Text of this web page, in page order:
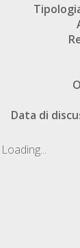
Data di
Loading...